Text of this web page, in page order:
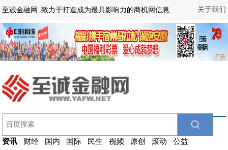
关于我们
至诚金融网_致力于打造成为最具影响力的商机网信息
广告
资讯 财经 国内 国际 民生 视频 原创 滚动
公益